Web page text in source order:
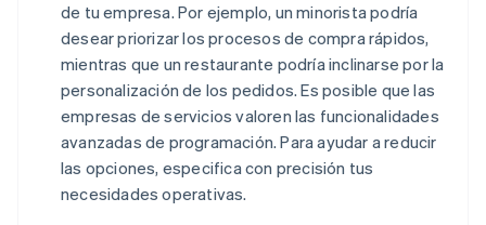
de tu empresa. Por ejemplo, un minorista podría
desear priorizar los procesos de compra rápidos,
mientras que un restaurante podría inclinarse por la
personalización de los pedidos. Es posible que las
empresas de servicios valoren las funcionalidades
avanzadas de programación. Para ayudar a reducir
las opciones, especifica con precisión tus
necesidades operativas.